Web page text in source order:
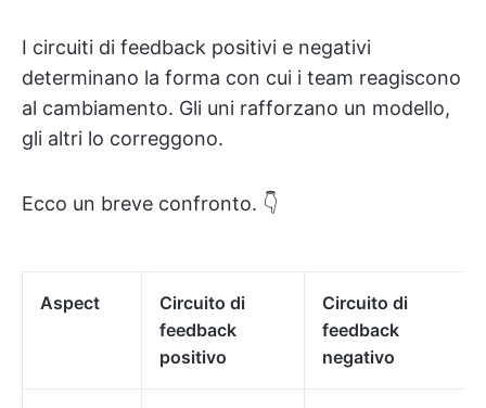
I circuiti di feedback positivi e negativi
determinano la forma con cui i team reagiscono
al cambiamento. Gli uni rafforzano un modello,
gli altri lo correggono.
Ecco un breve confronto. 👇
Aspect
Circuito di
feedback
positivo
Circuito di
feedback
negativo